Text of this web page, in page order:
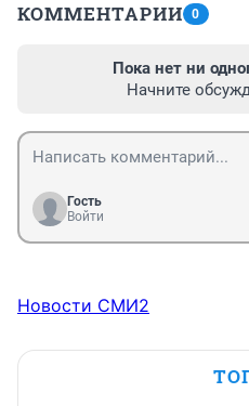
КОММЕНТАРИИ 0
Пока нет ни
Начните
Гость
Войти
Новости СМИ2